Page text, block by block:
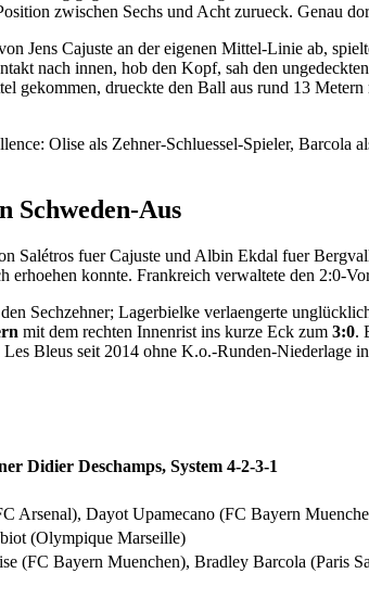
zwischen Sechs und Acht zurueck. Genau
Jens Cajuste an der eigenen Mittel-Linie ab,
nach innen, hob den Kopf, sah den
gekommen, drueckte den Ball aus rund 13
Olise als Zehner-Schluessel-Spieler, Barcola
Schweden-Aus
Salétros fuer Cajuste und Albin Ekdal fuer
konnte. Frankreich verwaltete den 2:0-
Sechzehner; Lagerbielke verlaengerte
mit dem rechten Innenrist ins kurze Eck zum 3:0.
Bleus seit 2014 ohne K.o.-Runden-Niederlage
Didier Deschamps, System 4-2-3-1
Arsenal), Dayot Upamecano (FC Bayern
(Olympique Marseille)
(FC Bayern Muenchen), Bradley Barcola (Paris